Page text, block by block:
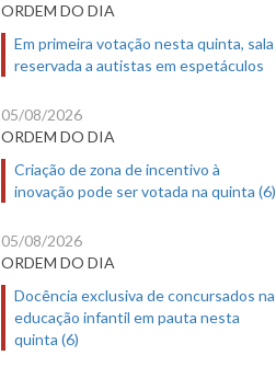
ORDEM DO DIA
Em primeira votação nesta quinta, sala
reservada a autistas em espetáculos
05/08/2026
ORDEM DO DIA
Criação de zona de incentivo à
inovação pode ser votada na quinta (6)
05/08/2026
ORDEM DO DIA
Docência exclusiva de concursados na
educação infantil em pauta nesta
quinta (6)